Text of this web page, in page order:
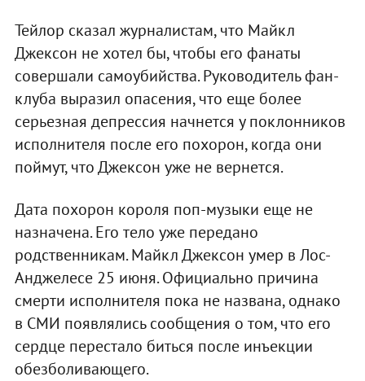
Тейлор сказал журналистам, что Майкл
Джексон не хотел бы, чтобы его фанаты
совершали самоубийства. Руководитель фан-
клуба выразил опасения, что еще более
серьезная депрессия начнется у поклонников
исполнителя после его похорон, когда они
поймут, что Джексон уже не вернется.
Дата похорон короля поп-музыки еще не
назначена. Его тело уже передано
родственникам. Майкл Джексон умер в Лос-
Анджелесе 25 июня. Официально причина
смерти исполнителя пока не названа, однако
в СМИ появлялись сообщения о том, что его
сердце перестало биться после инъекции
обезболивающего.